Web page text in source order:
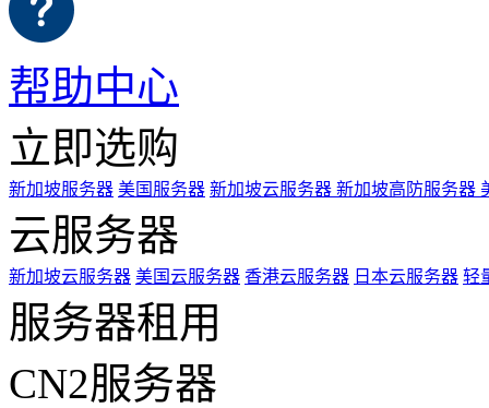
帮助中心
立即选购
新加坡服务器 美国服务器 新加坡云服务器 新加坡高防服务器
云服务器
新加坡云服务器 美国云服务器 香港云服务器 日本云服务器 轻
服务器租用
CN2服务器